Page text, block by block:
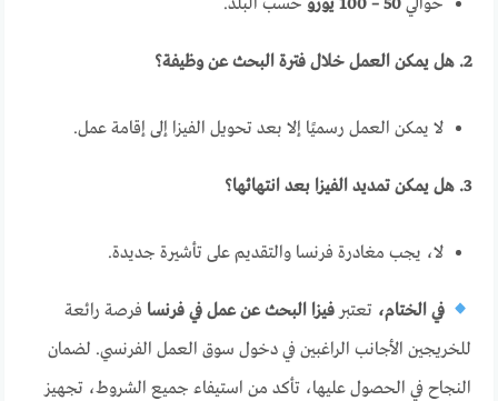
حوالي50 – 100 يورو حسب البلد.
2. هل يمكن العمل خلال فترة البحث عن وظيفة؟
لا يمكن العمل رسميًا إلا بعد تحويل الفيزا إلى إقامة عمل.
3. هل يمكن تمديد الفيزا بعد انتهائها؟
لا، يجب مغادرة فرنسا والتقديم على تأشيرة جديدة.
في الختام، تعتبر فيزا البحث عن عمل في فرنسا فرصة رائعة
للخريجين الأجانب الراغبين في دخول سوق العمل الفرنسي. لضمان
النجاح في الحصول عليها، تأكد من استيفاء جميع الشروط، تجهيز